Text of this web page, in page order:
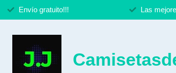
Envío gratuito!!! Las